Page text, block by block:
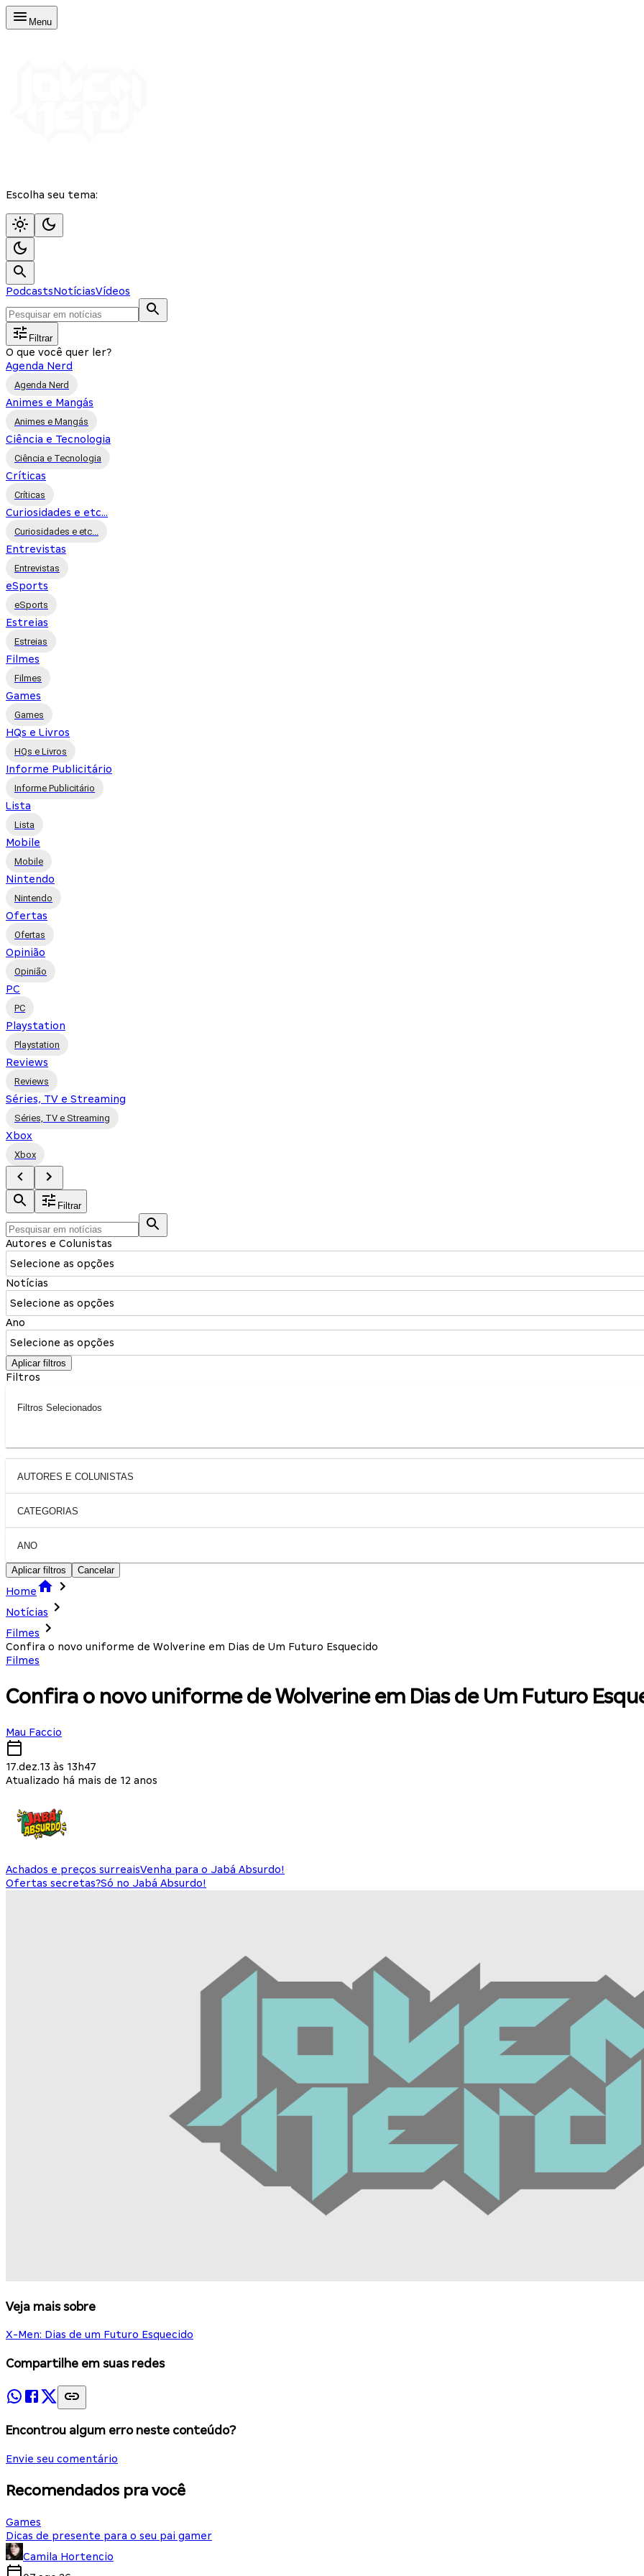
Menu
Escolha seu tema:
PodcastsNotíciasVídeos
Filtrar
O que você quer ler?
Agenda Nerd
Agenda Nerd
Animes e Mangás
Animes e Mangás
Ciência e Tecnologia
Ciência e Tecnologia
Críticas
Críticas
Curiosidades e etc...
Curiosidades e etc...
Entrevistas
Entrevistas
eSports
eSports
Estreias
Estreias
Filmes
Filmes
Games
Games
HQs e Livros
HQs e Livros
Informe Publicitário
Informe Publicitário
Lista
Lista
Mobile
Mobile
Nintendo
Nintendo
Ofertas
Ofertas
Opinião
Opinião
PC
PC
Playstation
Playstation
Reviews
Reviews
Séries, TV e Streaming
Séries, TV e Streaming
Xbox
Xbox
Filtrar
Autores e Colunistas
Selecione as opções
Notícias
Selecione as opções
Ano
Selecione as opções
Aplicar filtros
Filtros
Filtros Selecionados
AUTORES E COLUNISTAS
CATEGORIAS
ANO
Aplicar filtros Cancelar
Home
Notícias
Filmes
Confira o novo uniforme de Wolverine em Dias de Um Futuro Esquecido
Filmes
Confira o novo uniforme de Wolverine em Dias de Um Futuro
Mau Faccio
17.dez.13 às 13h47
Atualizado há mais de 12 anos
Achados e preços surreaisVenha para o Jabá Absurdo!
Ofertas secretas?Só no Jabá Absurdo!
Veja mais sobre
X-Men: Dias de um Futuro Esquecido
Compartilhe em suas redes
Encontrou algum erro neste conteúdo?
Envie seu comentário
Recomendados pra você
Games
Dicas de presente para o seu pai gamer
Camila Hortencio